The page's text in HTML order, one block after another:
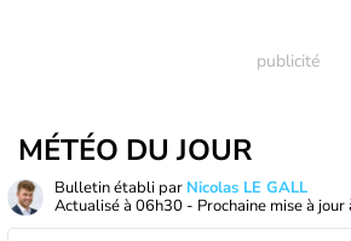
MÉTÉO DU JOUR
Bulletin établi par Nicolas LE GALL
Actualisé à 06h30 - Prochaine mise à jour